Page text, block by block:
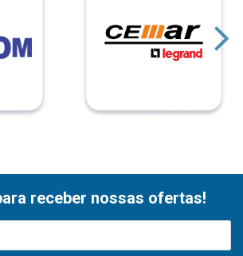
receber nossas ofertas!